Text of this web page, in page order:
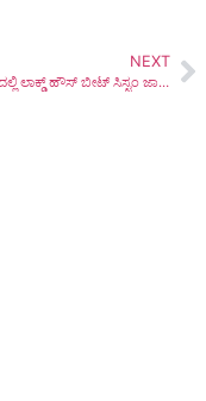
NEXT
ವಿಜಯಪುರದಲ್ಲಿ ಲಾಕ್ಡ್ ಹೌಸ್ ಬೀಟ್ ಸಿಸ್ಟಂ ಜಾರಿ | ಮನೆ ಸುರಕ್ಷತೆ